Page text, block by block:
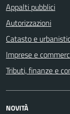
Appalti pubblici
Autorizzazioni
Catasto e
Imprese e
Tributi, finanze e
NOVITÀ